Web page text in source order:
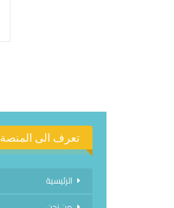
تعرف الى المنصة
الرئيسية